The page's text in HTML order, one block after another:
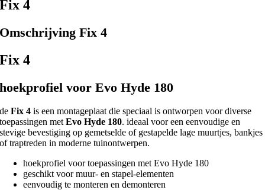
Fix 4
Omschrijving Fix 4
Fix 4
hoekprofiel voor Evo Hyde 180
deFix 4 is een montageplaat die speciaal is ontworpen voor diverse
toepassingen metEvo Hyde 180. ideaal voor een eenvoudige en
stevige bevestiging op gemetselde of gestapelde lage muurtjes, bankjes
of traptreden in moderne tuinontwerpen.
hoekprofiel voor toepassingen met Evo Hyde 180
geschikt voor muur- en stapel-elementen
eenvoudig te monteren en demonteren